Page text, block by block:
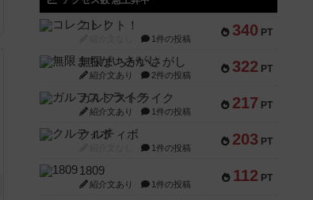
340 PT
コレクト！
1件の投稿
322 PT
無限まちがいさがし
紹介文あり 2件の投稿
217 PT
ガルフストライク
紹介文あり 1件の投稿
203 PT
クルティボ
1件の投稿
112 PT
1809
紹介文あり 1件の投稿